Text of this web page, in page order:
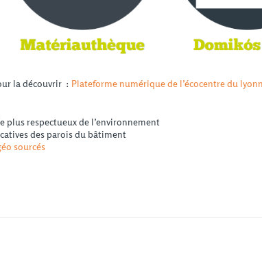
la découvrir : Plateforme numérique de l’écocentre du
respectueux de l’environnement
des parois du bâtiment
sourcés